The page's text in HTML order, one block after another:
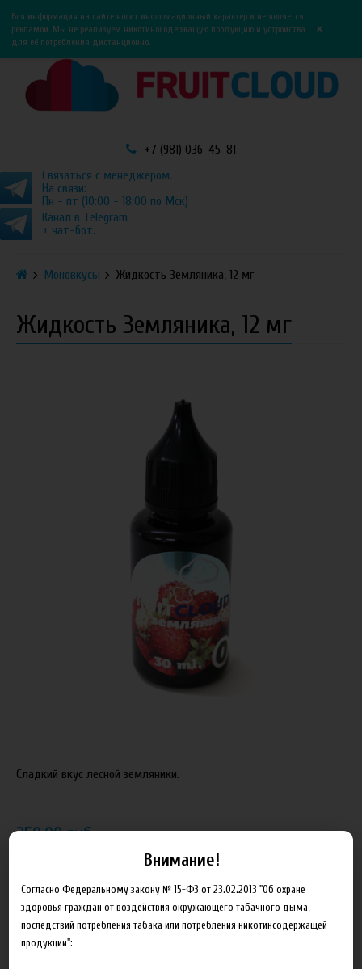
0
Вся информация на сайте носит информационный характер и не является
рекламой. Мы не реализуем никотиносодержащую продукцию и устройства
для её потребления дистанционно.
×
+7 (981) 036-45-81
Связаться с менеджером.
На связи:
Пн - пт (10:00 - 18:00 по Мск)
Канал в Telegram
+ чат-бот.
Моновкусы Жидкость Земляника, 12 мг
Жидкость Земляника, 12 мг
Сладкий вкус лесной земляники.
250.00 руб
Добавить в сравнение
Внимание!
Согласно Федеральному закону № 15-ФЗ от 23.02.2013 "Об охране
здоровья граждан от воздействия окружающего табачного дыма,
последствий потребления табака или потребления никотинсодержащей
продукции":